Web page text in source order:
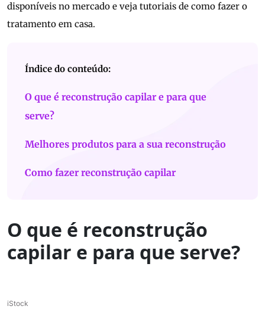
disponíveis no mercado e veja tutoriais de como fazer o
tratamento em casa.
Índice do conteúdo:
O que é reconstrução capilar e para que
serve?
Melhores produtos para a sua reconstrução
Como fazer reconstrução capilar
O que é reconstrução
capilar e para que serve?
iStock